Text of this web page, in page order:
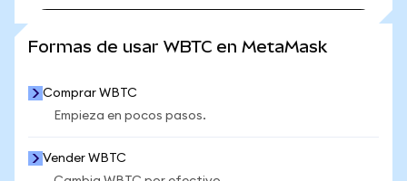
Formas de usar WBTC en MetaMask
Comprar WBTC
Empieza en pocos pasos.
Vender WBTC